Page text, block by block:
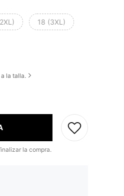
18 (3XL)
la talla.
la compra.